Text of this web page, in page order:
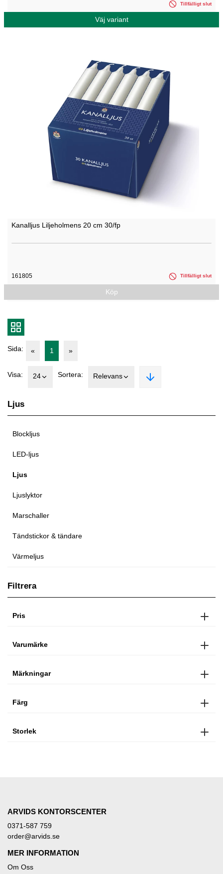
Ljus
Blockljus
LED-ljus
Ljus
Ljuslyktor
Marschaller
Tändstickor & tändare
Värmeljus
Filtrera
Pris
Varumärke
Märkningar
Färg
Storlek
Tillfälligt slut
Väj variant
Kanalljus Liljeholmens 20 cm 30/fp
161805 Tillfälligt slut
Köp
Sida: « 1 »
Visa: 24 Sortera: Relevans
ARVIDS KONTORSCENTER
0371-587 759
order@arvids.se
MER INFORMATION
Om Oss